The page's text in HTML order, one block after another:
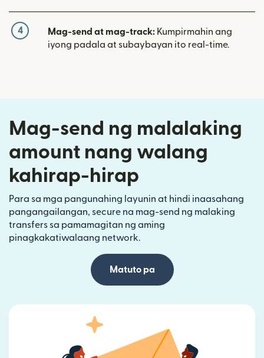
4 Mag-send at mag-track: Kumpirmahin ang
iyong padala at subaybayan ito real-time.
Mag-send ng malalaking
amount nang walang
kahirap-hirap
Para sa mga pangunahing layunin at hindi inaasahang
pangangailangan, secure na mag-send ng malaking
transfers sa pamamagitan ng aming
pinagkakatiwalaang network.
Matuto pa